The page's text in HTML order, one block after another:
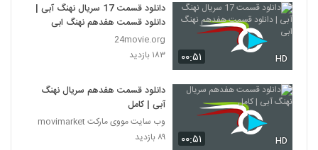
۰۰:۵۱ HD
دانلود قسمت 17 سریال نهنگ آبی |
دانلود قسمت هفدهم نهنگ ابی
24movie.org
۱۸۳ بازدید
۰۰:۵۱ HD
دانلود قسمت هفدهم سریال نهنگ
آبی | کامل
وب سایت مووی مارکت movimarket
۸۹ بازدید